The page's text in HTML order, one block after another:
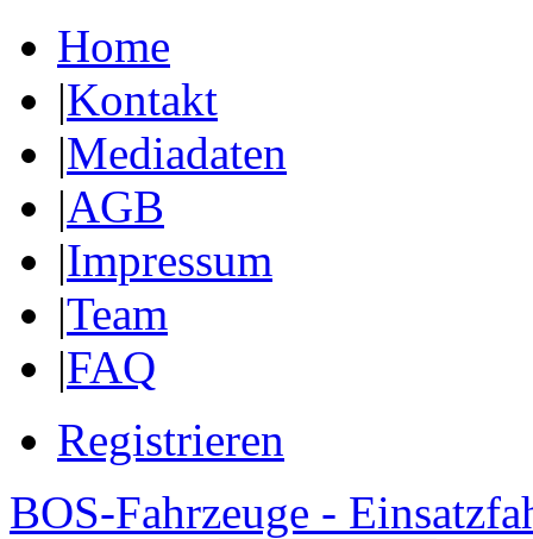
Home
|Kontakt
|Mediadaten
|AGB
|Impressum
|Team
|FAQ
Registrieren
BOS-Fahrzeuge -